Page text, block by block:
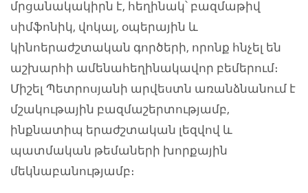
մրցանակակիրն է, հեղինակ՝ բազմաթիվ
սիմֆոնիկ, վոկալ, օպերային և
կինոերաժշտական գործերի, որոնք հնչել են
աշխարհի ամենահեղինակավոր բեմերում։
Միշել Պետրոսյանի արվեստն առանձնանում է
մշակութային բազմաշերտությամբ,
ինքնատիպ երաժշտական լեզվով և
պատմական թեմաների խորքային
մեկնաբանությամբ։